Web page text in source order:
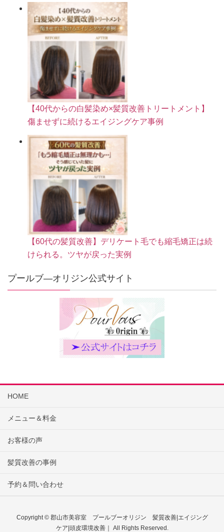
【40代からの白髪染め×髪質改善トリートメント】
傷ませずに続けるエイジングケア事例
【60代の髪質改善】デリケート毛でも縮毛矯正は続
けられる。ツヤが戻った実例
プールブ―オリジン公式サイト
HOME
メニュー＆料金
お客様の声
髪質改善の事例
予約＆問い合わせ
Copyright © 郡山市美容室 プールブーオリジン 髪質改善|エイジング
ケア|頭皮環境改善｜ All Rights Reserved.